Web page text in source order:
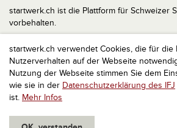
startwerk.ch verwendet Cookies, die für die
Nutzerverhalten auf der Webseite
Nutzung der Webseite stimmen Sie dem
wie sie in der Datenschutzerklärung des IFJ
ist. Mehr Infos
startwerk.ch ist die Plattform für Schweizer
vorbehalten.
Impressum
Kontakt
nach oben